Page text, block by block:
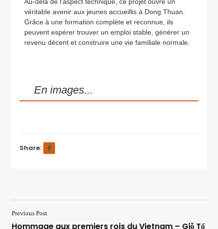
véritable avenir aux jeunes accueillis à Dong Thuan.
Grâce à une formation complète et reconnue, ils
peuvent espérer trouver un emploi stable, générer un
revenu décent et construire une vie familiale normale.
En images...
Share:
Previous Post
Hommage aux premiers rois du Vietnam – Giỗ Tổ